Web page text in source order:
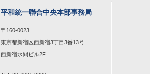
平和統一聯合中央本部事務局
〒160-0023
東京都新宿区西新宿3丁目3番13号
西新宿水間ビル2F